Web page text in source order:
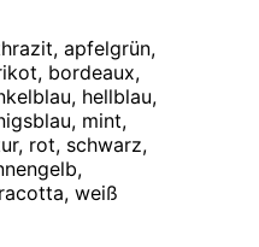
apfelgrün,
bordeaux,
hellblau,
mint,
rot, schwarz,
weiß